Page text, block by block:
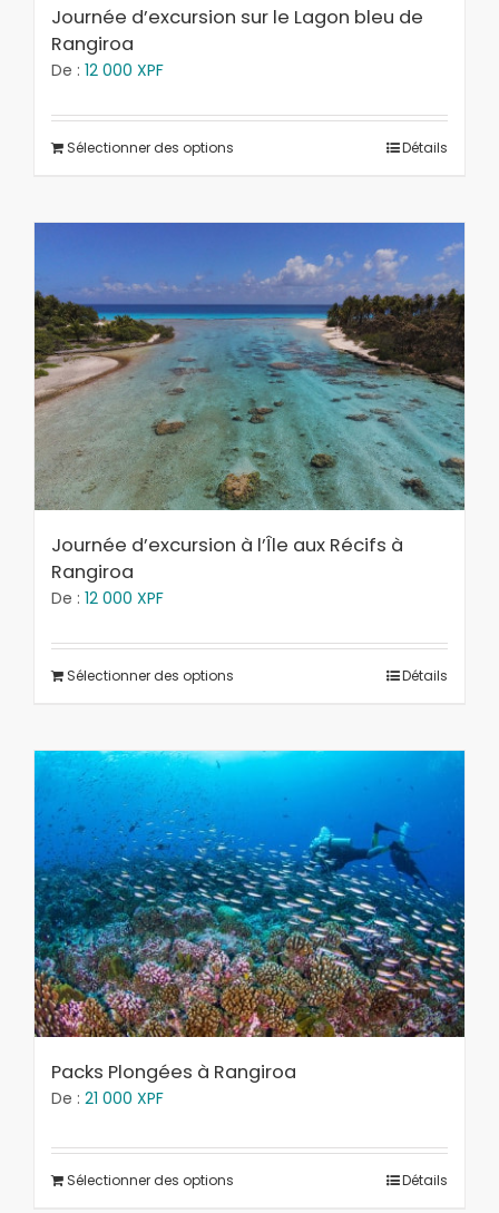
Journée d’excursion sur le Lagon bleu de
Rangiroa
De : 12 000 XPF
Sélectionner des options Détails
Journée d’excursion à l’Île aux Récifs à
Rangiroa
De : 12 000 XPF
Sélectionner des options Détails
Packs Plongées à Rangiroa
De : 21 000 XPF
Sélectionner des options Détails